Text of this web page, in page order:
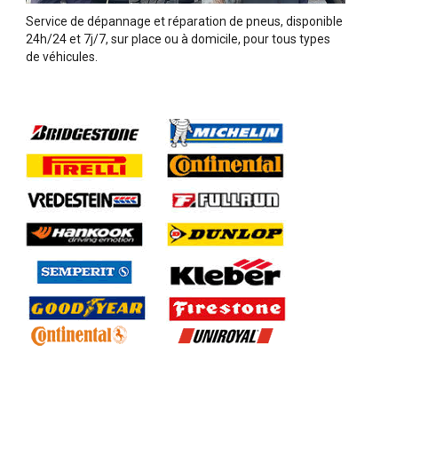
Service de dépannage et réparation de pneus, disponible
24h/24 et 7j/7, sur place ou à domicile, pour tous types
de véhicules.